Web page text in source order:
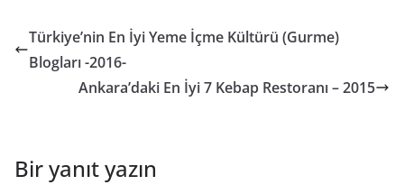
Türkiye’nin En İyi Yeme İçme Kültürü (Gurme)
Blogları -2016-
Ankara’daki En İyi 7 Kebap Restoranı – 2015
Bir yanıt yazın